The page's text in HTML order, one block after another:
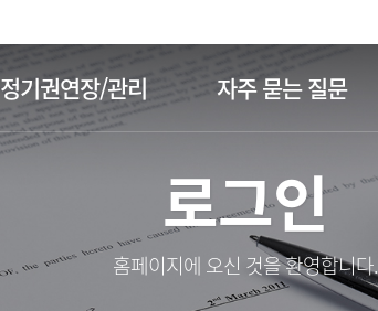
정기권연장/관리 자주 묻는 질문
로그인
홈페이지에 오신 것을 환영합니다.